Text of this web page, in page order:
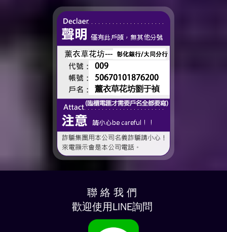
聯 絡 我 們
歡迎使用LINE詢問